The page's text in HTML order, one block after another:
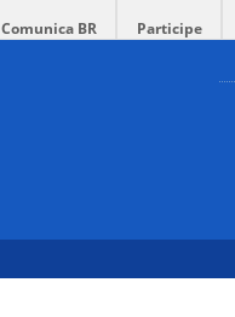
Comunica BR Participe